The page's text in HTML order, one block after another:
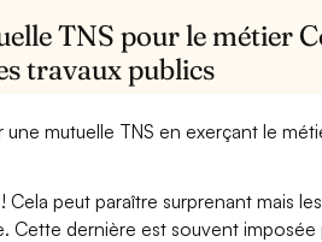
TNS pour le métier
travaux publics
une mutuelle TNS en exerçant le
peut paraître surprenant mais
Cette dernière est souvent imposée